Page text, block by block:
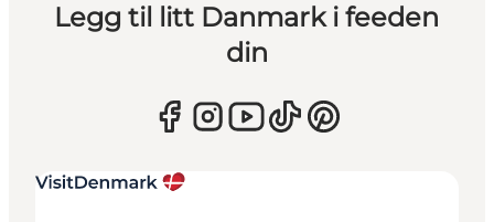
Legg til litt Danmark i feeden
din